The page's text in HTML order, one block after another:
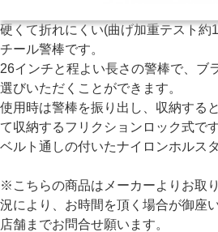
硬くて折れにくい(曲げ加重テスト約
チール警棒です。
26インチと程よい長さの警棒で、ブ
選びいただくことができます。
使用時は警棒を振り出し、収納する
て収納するフリクションロック式です
ベルト通しの付いたナイロンホルス
※こちらの商品はメーカーよりお取
況により、お時間を頂く場合が御座
店舗までお問合せ願います。